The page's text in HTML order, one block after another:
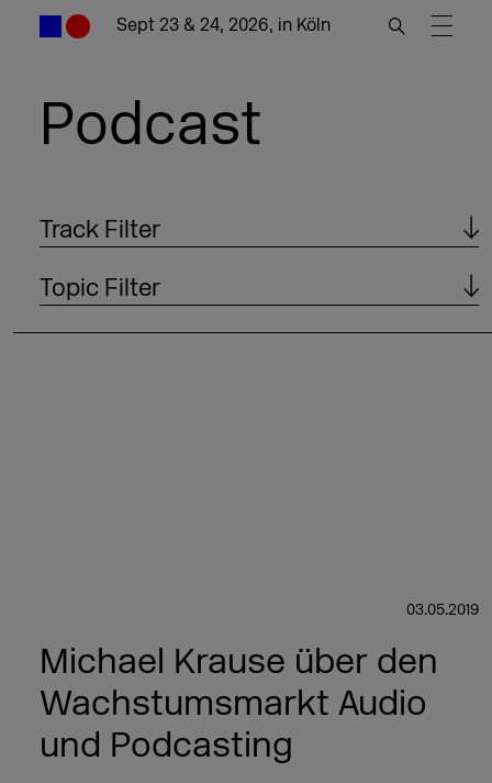
Sept 23 & 24, 2026, in Köln
Podcast
Track Filter
Topic Filter
03.05.2019
Michael Krause über den
Wachstumsmarkt Audio
und Podcasting